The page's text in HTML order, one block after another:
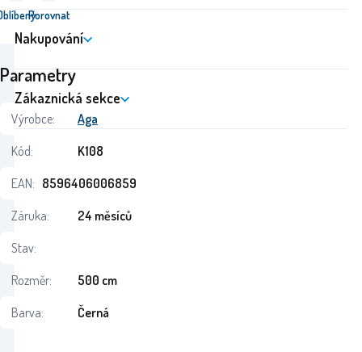
Porovnat
Parametry
Výrobce:
Aga
Kód:
K108
EAN: 8596406006859
Záruka:
24 měsíců
Stav:
Rozměr:
500 cm
Barva:
Černá
Nakupování
Zákaznická sekce